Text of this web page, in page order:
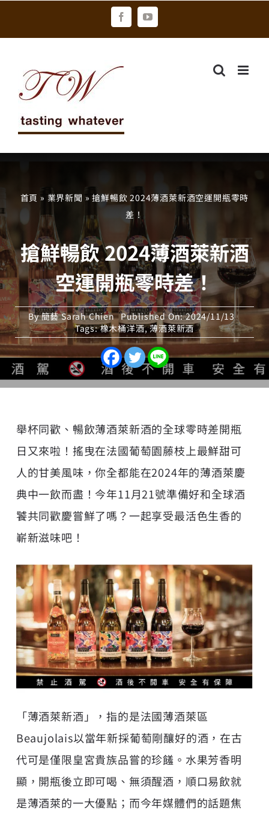
FacebookYouTube
首頁 » 業界新聞 »搶鮮暢飲 2024薄酒萊新酒空運開瓶零時
差！
搶鮮暢飲 2024薄酒萊新酒
空運開瓶零時差！
By簡藝 Sarah Chien Published On: 2024/11/13
Tags:橡木桶洋酒,薄酒萊新酒
舉杯同歡、暢飲薄酒萊新酒的全球零時差開瓶
日又來啦！搖曳在法國葡萄園藤枝上最鮮甜可
人的甘美風味，你全都能在2024年的薄酒萊慶
典中一飲而盡！今年11月21號準備好和全球酒
饕共同歡慶嘗鮮了嗎？一起享受最活色生香的
嶄新滋味吧！
「薄酒萊新酒」，指的是法國薄酒萊區
Beaujolais以當年新採葡萄剛釀好的酒，在古
代可是僅限皇宮貴族品嘗的珍饈。水果芳香明
顯，開瓶後立即可喝、無須醒酒，順口易飲就
是薄酒萊的一大優點；而今年媒體們的話題焦